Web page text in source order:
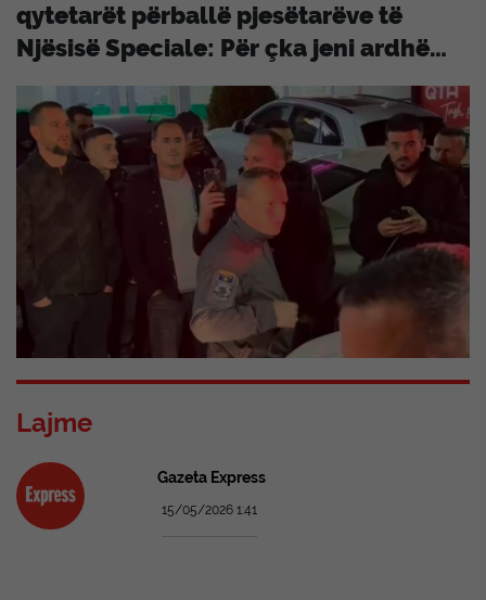
qytetarët përballë pjesëtarëve të
Njësisë Speciale: Për çka jeni ardhë…
Lajme
Gazeta Express
15/05/2026 1:41